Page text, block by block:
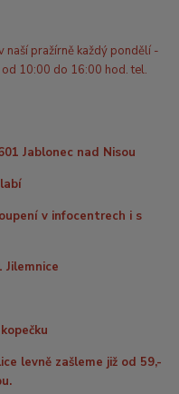
naší pražírně každý pondělí -
10:00 do 16:00 hod. tel.
Jablonec nad Nisou
v infocentrech i s
Jilemnice
levně zašleme již od 59,-